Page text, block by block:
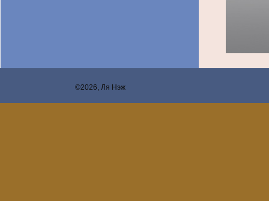
©2026, Ля Нэж